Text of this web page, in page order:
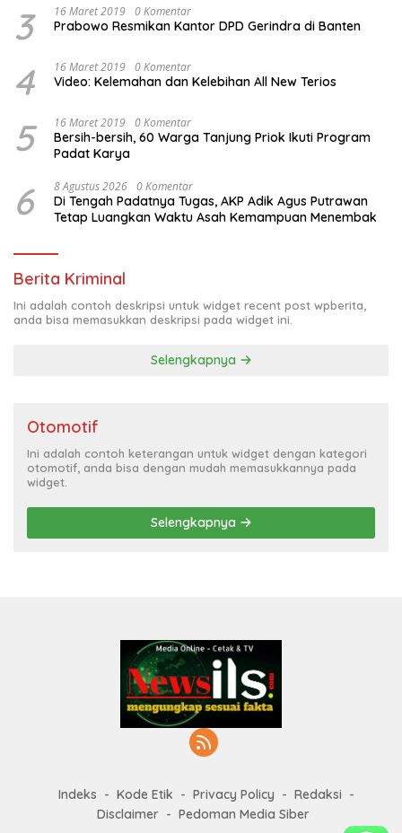
3 16 Maret 2019 0 Komentar
Prabowo Resmikan Kantor DPD Gerindra di Banten
4 16 Maret 2019 0 Komentar
Video: Kelemahan dan Kelebihan All New Terios
5 16 Maret 2019 0 Komentar
Bersih-bersih, 60 Warga Tanjung Priok Ikuti Program
Padat Karya
6 8 Agustus 2026 0 Komentar
Di Tengah Padatnya Tugas, AKP Adik Agus Putrawan
Tetap Luangkan Waktu Asah Kemampuan Menembak
Berita Kriminal
Ini adalah contoh deskripsi untuk widget recent post wpberita,
anda bisa memasukkan deskripsi pada widget ini.
Selengkapnya
Otomotif
Ini adalah contoh keterangan untuk widget dengan kategori
otomotif, anda bisa dengan mudah memasukkannya pada
widget.
Selengkapnya
Indeks Kode Etik Privacy Policy
Redaksi
Disclaimer
Pedoman Media Siber